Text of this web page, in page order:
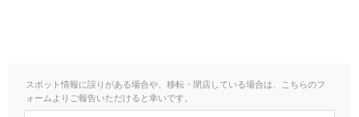
スポット情報に誤りがある場合や、移転・閉店している場合は、こちらのフ
ォームよりご報告いただけると幸いです。